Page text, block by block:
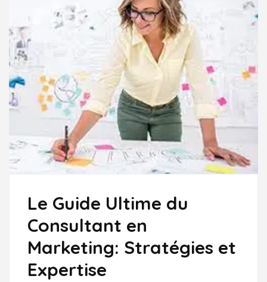
Le Guide Ultime du
Consultant en
Marketing: Stratégies et
Expertise